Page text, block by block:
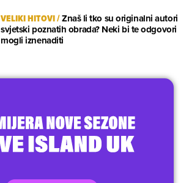
VELIKI HITOVI/Znaš li tko su originalni autori
svjetski poznatih obrada? Neki bi te odgovori
mogli iznenaditi